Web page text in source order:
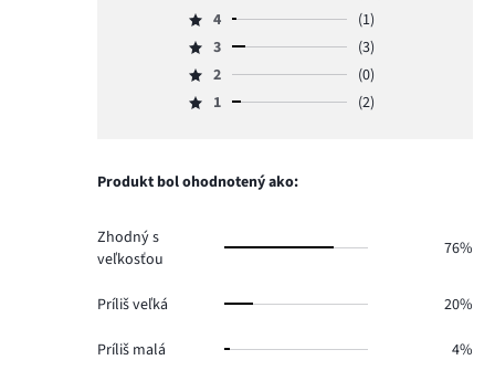
5,
počet
hlasov
Hodnotenie
4,
počet
hlasov
4
(1)
Hodnotenie
3,
počet
3
(3)
Hodnotenie
2,
0.
2
(0)
Hodnotenie
hlasov
1 (2)
Produkt bol ohodnotený ako:
Zhodný s
veľkosťou
76%
Príliš veľká 20%
Príliš malá 4%